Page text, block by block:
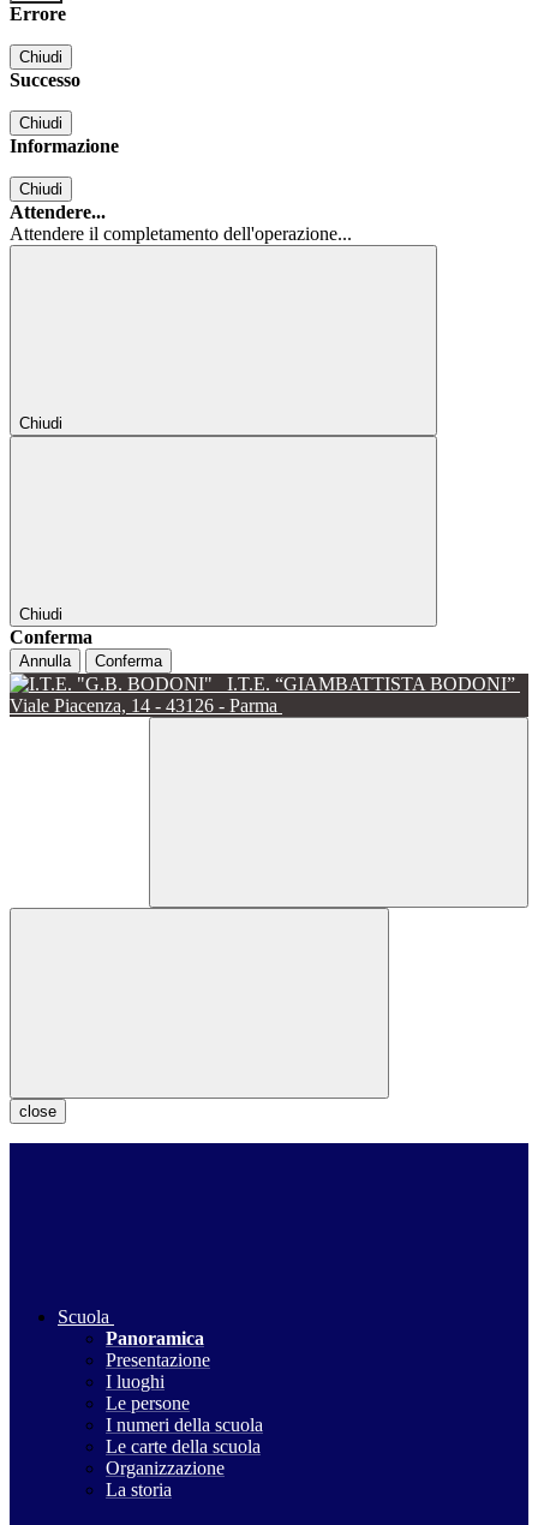
Errore
Chiudi
Successo
Chiudi
Informazione
Chiudi
Attendere...
Attendere il completamento dell'operazione...
Chiudi
Chiudi
Conferma
Annulla Conferma
I.T.E. “GIAMBATTISTA BODONI”
Viale Piacenza, 14 - 43126 - Parma
close
Scuola
Panoramica
Presentazione
I luoghi
Le persone
I numeri della scuola
Le carte della scuola
Organizzazione
La storia